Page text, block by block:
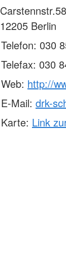
12205 Berlin
Telefon: 030
Telefax: 030
Web: http://
E-Mail: drk-
Karte: Link